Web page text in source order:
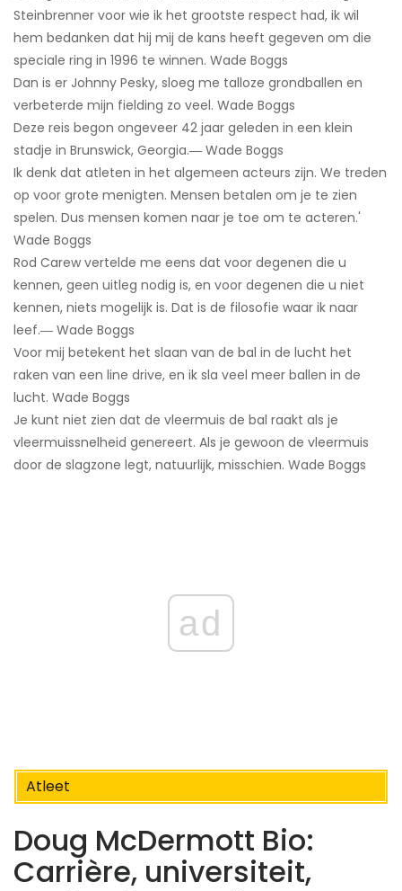
Steinbrenner voor wie ik het grootste respect had, ik wil
hem bedanken dat hij mij de kans heeft gegeven om die
speciale ring in 1996 te winnen. Wade Boggs
Dan is er Johnny Pesky, sloeg me talloze grondballen en
verbeterde mijn fielding zo veel. Wade Boggs
Deze reis begon ongeveer 42 jaar geleden in een klein
stadje in Brunswick, Georgia.― Wade Boggs
Ik denk dat atleten in het algemeen acteurs zijn. We treden
op voor grote menigten. Mensen betalen om je te zien
spelen. Dus mensen komen naar je toe om te acteren.'
Wade Boggs
Rod Carew vertelde me eens dat voor degenen die u
kennen, geen uitleg nodig is, en voor degenen die u niet
kennen, niets mogelijk is. Dat is de filosofie waar ik naar
leef.― Wade Boggs
Voor mij betekent het slaan van de bal in de lucht het
raken van een line drive, en ik sla veel meer ballen in de
lucht. Wade Boggs
Je kunt niet zien dat de vleermuis de bal raakt als je
vleermuissnelheid genereert. Als je gewoon de vleermuis
door de slagzone legt, natuurlijk, misschien. Wade Boggs
ad
Atleet
Doug McDermott Bio:
Carrière, universiteit,